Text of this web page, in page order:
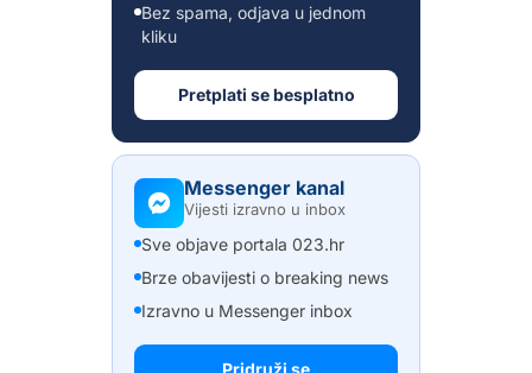
Bez spama, odjava u jednom
kliku
Pretplati se besplatno
Messenger kanal
Vijesti izravno u inbox
Sve objave portala 023.hr
Brze obavijesti o breaking news
Izravno u Messenger inbox
Pridruži se